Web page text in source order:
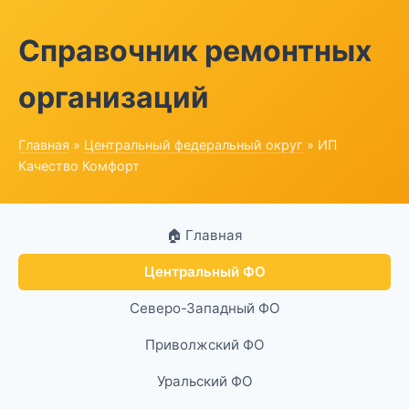
Справочник ремонтных
организаций
Главная » Центральный федеральный округ » ИП
Качество Комфорт
🏠 Главная
Центральный ФО
Северо-Западный ФО
Приволжский ФО
Уральский ФО